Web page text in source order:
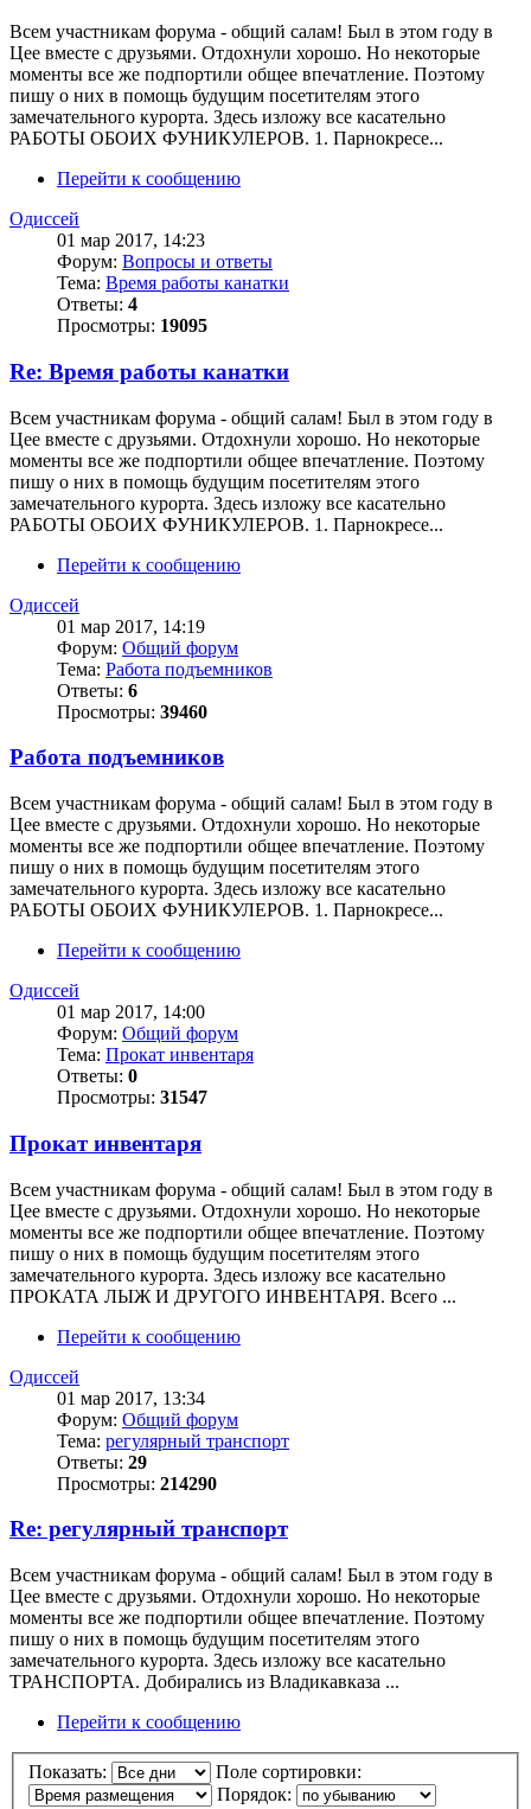
Всем участникам форума - общий салам! Был в этом году в
Цее вместе с друзьями. Отдохнули хорошо. Но некоторые
моменты все же подпортили общее впечатление. Поэтому
пишу о них в помощь будущим посетителям этого
замечательного курорта. Здесь изложу все касательно
РАБОТЫ ОБОИХ ФУНИКУЛЕРОВ. 1. Парнокресе...
Перейти к сообщению
Одиссей
01 мар 2017, 14:23
Форум: Вопросы и ответы
Тема: Время работы канатки
Ответы: 4
Просмотры: 19095
Re: Время работы канатки
Всем участникам форума - общий салам! Был в этом году в
Цее вместе с друзьями. Отдохнули хорошо. Но некоторые
моменты все же подпортили общее впечатление. Поэтому
пишу о них в помощь будущим посетителям этого
замечательного курорта. Здесь изложу все касательно
РАБОТЫ ОБОИХ ФУНИКУЛЕРОВ. 1. Парнокресе...
Перейти к сообщению
Одиссей
01 мар 2017, 14:19
Форум: Общий форум
Тема: Работа подъемников
Ответы: 6
Просмотры: 39460
Работа подъемников
Всем участникам форума - общий салам! Был в этом году в
Цее вместе с друзьями. Отдохнули хорошо. Но некоторые
моменты все же подпортили общее впечатление. Поэтому
пишу о них в помощь будущим посетителям этого
замечательного курорта. Здесь изложу все касательно
РАБОТЫ ОБОИХ ФУНИКУЛЕРОВ. 1. Парнокресе...
Перейти к сообщению
Одиссей
01 мар 2017, 14:00
Форум: Общий форум
Тема: Прокат инвентаря
Ответы: 0
Просмотры: 31547
Прокат инвентаря
Всем участникам форума - общий салам! Был в этом году в
Цее вместе с друзьями. Отдохнули хорошо. Но некоторые
моменты все же подпортили общее впечатление. Поэтому
пишу о них в помощь будущим посетителям этого
замечательного курорта. Здесь изложу все касательно
ПРОКАТА ЛЫЖ И ДРУГОГО ИНВЕНТАРЯ. Всего ...
Перейти к сообщению
Одиссей
01 мар 2017, 13:34
Форум: Общий форум
Тема: регулярный транспорт
Ответы: 29
Просмотры: 214290
Re: регулярный транспорт
Всем участникам форума - общий салам! Был в этом году в
Цее вместе с друзьями. Отдохнули хорошо. Но некоторые
моменты все же подпортили общее впечатление. Поэтому
пишу о них в помощь будущим посетителям этого
замечательного курорта. Здесь изложу все касательно
ТРАНСПОРТА. Добирались из Владикавказа ...
Перейти к сообщению
Показать:
Поле сортировки:
Порядок: